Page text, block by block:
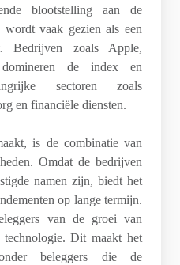
blootstelling aan de
wordt vaak gezien als een
Bedrijven zoals Apple,
de index en
sectoren zoals
en financiële diensten.
is de combinatie van
Omdat de bedrijven
namen zijn, biedt het
op lange termijn.
van de groei van
technologie. Dit maakt het
beleggers die de